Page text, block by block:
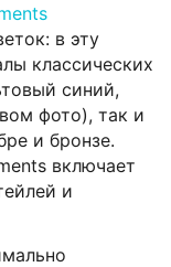
в эту
классических
синий,
фото), так и
и бронзе.
включает
и